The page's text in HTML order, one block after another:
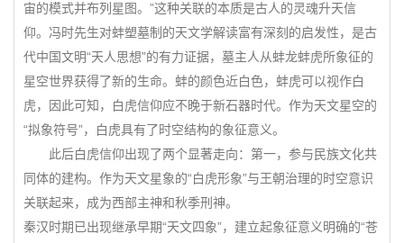
宙的模式并布列星图。”这种关联的本质是古人的灵魂升天信
仰。冯时先生对蚌塑墓制的天文学解读富有深刻的启发性，是古
代中国文明“天人思想”的有力证据，墓主人从蚌龙蚌虎所象征的
星空世界获得了新的生命。蚌的颜色近白色，蚌虎可以视作白
虎，因此可知，白虎信仰应不晚于新石器时代。作为天文星空的
“拟象符号”，白虎具有了时空结构的象征意义。
此后白虎信仰出现了两个显著走向：第一，参与民族文化共
同体的建构。作为天文星象的“白虎形象”与王朝治理的时空意识
关联起来，成为西部主神和秋季刑神。
秦汉时期已出现继承早期“天文四象”，建立起象征意义明确的“苍